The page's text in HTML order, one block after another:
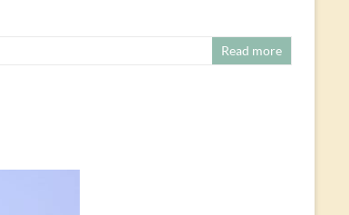
Read more